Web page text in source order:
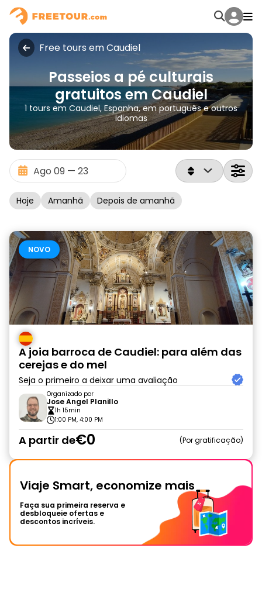
Free tours em Caudiel
Passeios a pé culturais
gratuitos em Caudiel
1 tours em Caudiel, Espanha, em português e outros
idiomas
Hoje Amanhã Depois de amanhã
NOVO
A joia barroca de Caudiel: para além das
cerejas e do mel
Seja o primeiro a deixar uma avaliação
Organizado por
Jose Angel Planillo
1h 15min
1:00 PM, 4:00 PM
A partir de€0 Por gratificação
Viaje Smart, economize mais
Faça sua primeira reserva e
desbloqueie ofertas e
descontos incríveis.